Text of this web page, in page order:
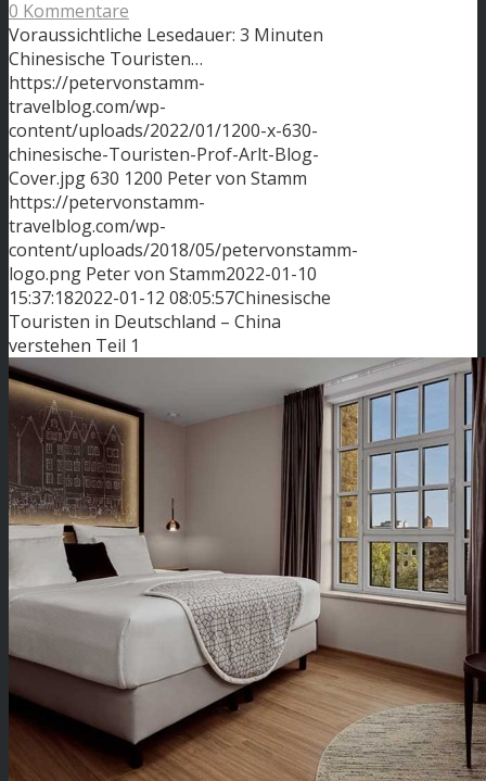
0 Kommentare
Voraussichtliche Lesedauer: 3 Minuten
Chinesische Touristen…
https://petervonstamm-
travelblog.com/wp-
content/uploads/2022/01/1200-x-630-
chinesische-Touristen-Prof-Arlt-Blog-
Cover.jpg630 1200 Peter von Stamm
https://petervonstamm-
travelblog.com/wp-
content/uploads/2018/05/petervonstamm-
logo.png Peter von Stamm2022-01-10
15:37:182022-01-12 08:05:57Chinesische
Touristen in Deutschland – China
verstehen Teil 1